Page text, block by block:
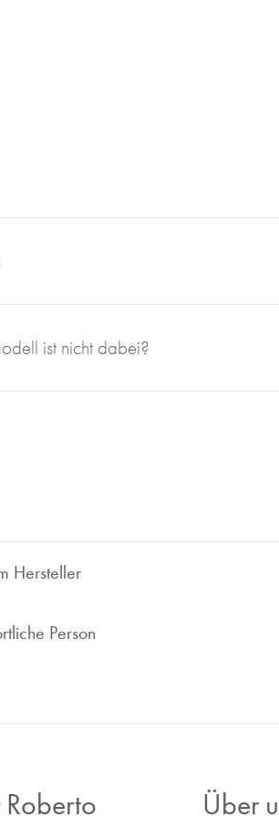
Sachverstand und viel eigener
einwandfreien Uhrenservice bei
ist nicht dabei?
Hersteller
Person
Über